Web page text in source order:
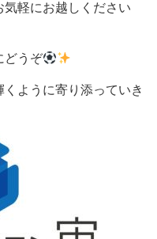
軽にお越しください
どうぞ
ように寄り添っていき